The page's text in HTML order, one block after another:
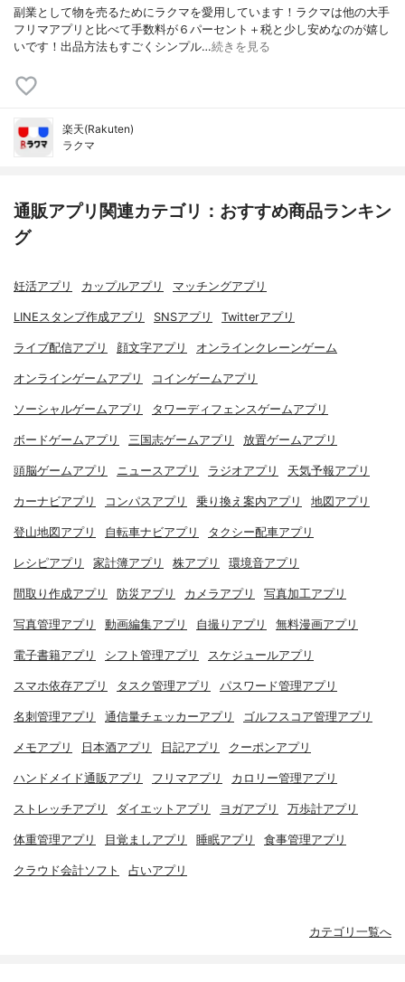
副業として物を売るためにラクマを愛用しています！ラクマは他の大手
フリマアプリと比べて手数料が６パーセント＋税と少し安めなのが嬉し
いです！出品方法もすごくシンプル…続きを見る
楽天(Rakuten)
ラクマ
通販アプリ関連カテゴリ：おすすめ商品ランキン
グ
妊活アプリ カップルアプリ マッチングアプリ
LINEスタンプ作成アプリ SNSアプリ Twitterアプリ
ライブ配信アプリ 顔文字アプリ オンラインクレーンゲーム
オンラインゲームアプリ コインゲームアプリ
ソーシャルゲームアプリ タワーディフェンスゲームアプリ
ボードゲームアプリ 三国志ゲームアプリ 放置ゲームアプリ
頭脳ゲームアプリ ニュースアプリ ラジオアプリ 天気予報アプリ
カーナビアプリ コンパスアプリ 乗り換え案内アプリ 地図アプリ
登山地図アプリ 自転車ナビアプリ タクシー配車アプリ
レシピアプリ 家計簿アプリ 株アプリ 環境音アプリ
間取り作成アプリ 防災アプリ カメラアプリ 写真加工アプリ
写真管理アプリ 動画編集アプリ 自撮りアプリ 無料漫画アプリ
電子書籍アプリ シフト管理アプリ スケジュールアプリ
スマホ依存アプリ タスク管理アプリ パスワード管理アプリ
名刺管理アプリ 通信量チェッカーアプリ ゴルフスコア管理アプリ
メモアプリ 日本酒アプリ 日記アプリ クーポンアプリ
ハンドメイド通販アプリ フリマアプリ カロリー管理アプリ
ストレッチアプリ ダイエットアプリ ヨガアプリ 万歩計アプリ
体重管理アプリ 目覚ましアプリ 睡眠アプリ 食事管理アプリ
クラウド会計ソフト 占いアプリ
カテゴリ一覧へ